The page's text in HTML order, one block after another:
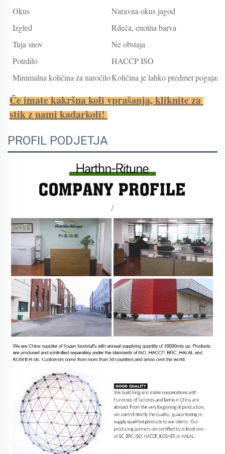
Okus
Naravna okus jagod
Izgled
Rdeča, enotna barva
Tuja snov
Ne obstaja
Potrdilo
HACCP ISO
Minimalna količina za naročiloKoličina je lahko predmet pogajanj
Če imate kakršna koli vprašanja, kliknite za
stik z nami kadarkoli!
PROFIL PODJETJA